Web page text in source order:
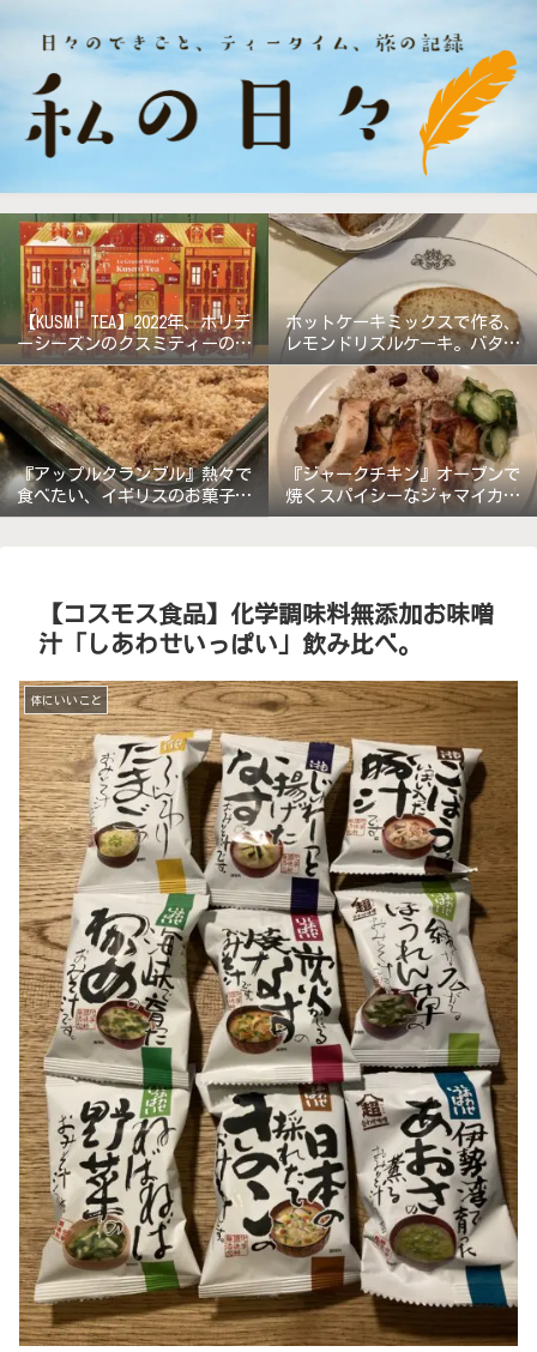
【KUSMI TEA】2022年、ホリデ
ーシーズンのクスミティーのア
ドベントカレンダー『グラン
ド・ホテル』
ホットケーキミックスで作る、
レモンドリズルケーキ。バター
無しで軽めの仕上がり!
『アップルクランブル』熱々で
食べたい、イギリスのお菓子。
《バターなしレシピ》
『ジャークチキン』オーブンで
焼くスパイシーなジャマイカ料
理!!
【コスモス食品】化学調味料無添加お味噌
汁「しあわせいっぱい」飲み比べ。
体にいいこと